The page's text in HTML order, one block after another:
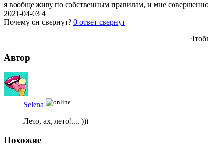
я вообще живу по собственным правилам, и мне
2021-04-03 4
Почему он свернут? 0 ответ свернут
Автор
Selena
Лето, ах, лето!.... )))
Похожие